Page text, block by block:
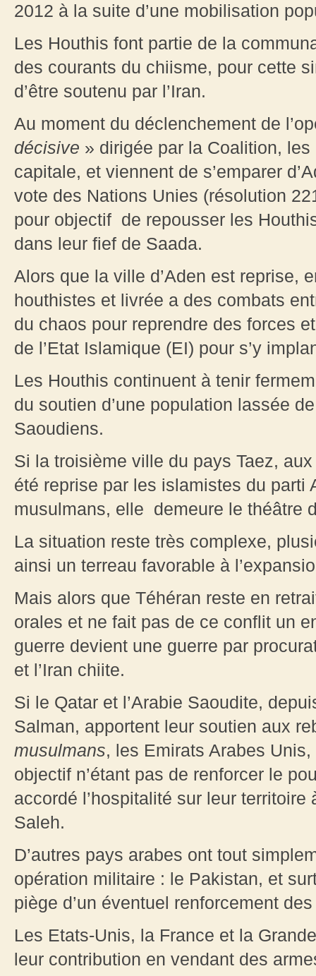
2012 à la suite d’une mobilisation
Les Houthis font partie de la
des courants du chiisme, pour cette
d’être soutenu par l’Iran.
Au moment du déclenchement de
décisive » dirigée par la Coalition,
capitale, et viennent de s’emparer
vote des Nations Unies (résolution
pour objectif de repousser les
dans leur fief de Saada.
Alors que la ville d’Aden est reprise,
houthistes et livrée a des combats
du chaos pour reprendre des forces
de l’Etat Islamique (EI) pour s’y
Les Houthis continuent à tenir
du soutien d’une population lassée
Saoudiens.
Si la troisième ville du pays Taez,
été reprise par les islamistes du parti
musulmans, elle demeure le théâtre
La situation reste très complexe,
ainsi un terreau favorable à
Mais alors que Téhéran reste en
orales et ne fait pas de ce conflit un
guerre devient une guerre par
et l’Iran chiite.
Si le Qatar et l’Arabie Saoudite,
Salman, apportent leur soutien aux
musulmans, les Emirats Arabes
objectif n’étant pas de renforcer le
accordé l’hospitalité sur leur territoire
Saleh.
D’autres pays arabes ont tout
opération militaire : le Pakistan, et
piège d’un éventuel renforcement
Les Etats-Unis, la France et la
leur contribution en vendant des